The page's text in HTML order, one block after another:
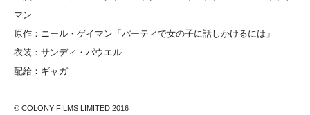
マン
原作：ニール・ゲイマン「パーティで女の子に話しかけるには」
衣装：サンディ・パウエル
配給：ギャガ
© COLONY FILMS LIMITED 2016